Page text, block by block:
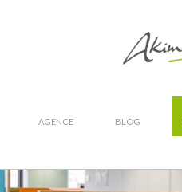
AGENCE BLOG